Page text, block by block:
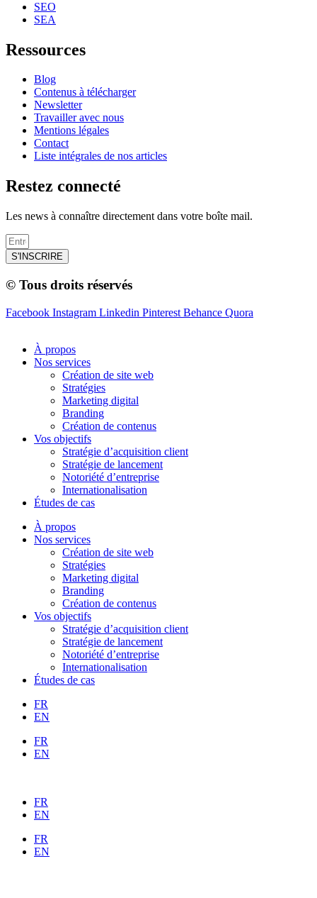
SEO
SEA
Ressources
Blog
Contenus à télécharger
Newsletter
Travailler avec nous
Mentions légales
Contact
Liste intégrales de nos articles
Restez connecté
Les news à connaître directement dans votre boîte mail.
S'INSCRIRE
© Tous droits réservés
Facebook Instagram Linkedin Pinterest Behance Quora
À propos
Nos services
Création de site web
Stratégies
Marketing digital
Branding
Création de contenus
Vos objectifs
Stratégie d’acquisition client
Stratégie de lancement
Notoriété d’entreprise
Internationalisation
Études de cas
À propos
Nos services
Création de site web
Stratégies
Marketing digital
Branding
Création de contenus
Vos objectifs
Stratégie d’acquisition client
Stratégie de lancement
Notoriété d’entreprise
Internationalisation
Études de cas
FR
EN
FR
EN
FR
EN
FR
EN